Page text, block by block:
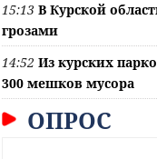
15:13 В Курской
грозами
14:52 Из курских
300 мешков мусора
ОПРОС